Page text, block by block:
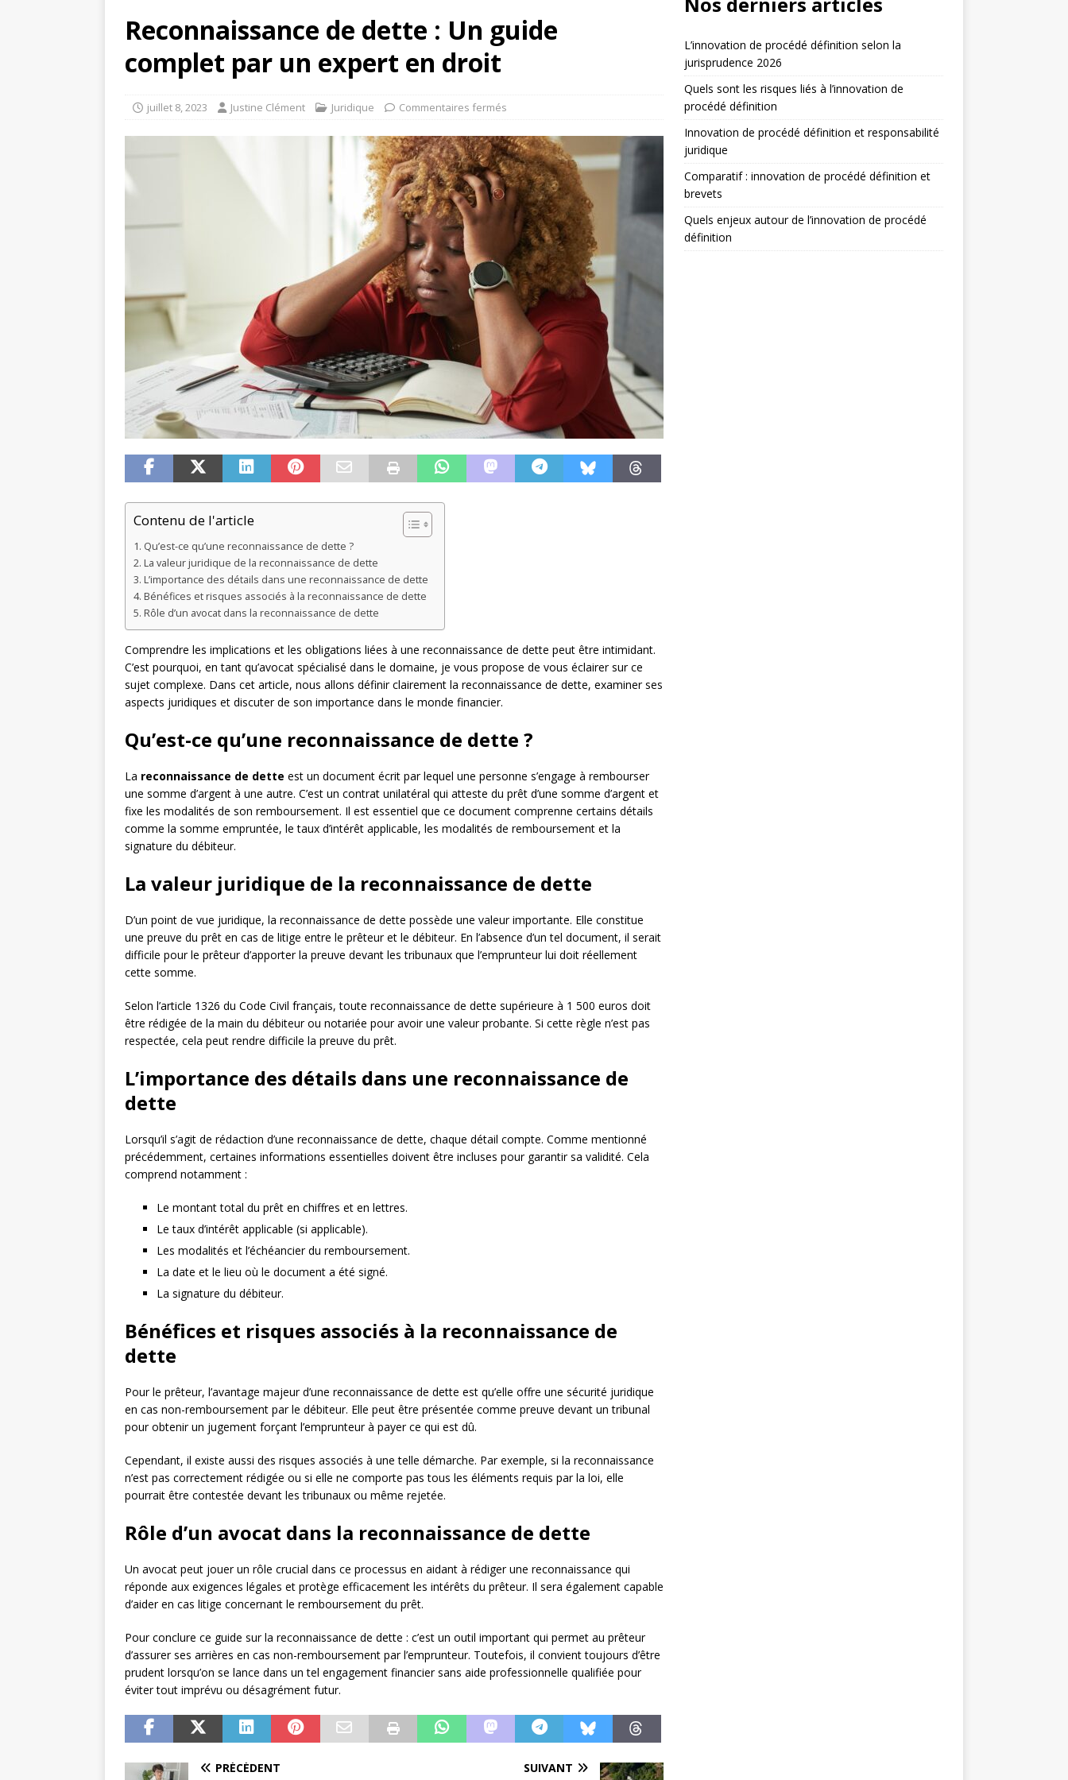
Reconnaissance de dette : Un guide
complet par un expert en droit
juillet 8, 2023 Justine Clément Juridique Commentaires fermés
Contenu de l'article
Qu’est-ce qu’une reconnaissance de dette ?
La valeur juridique de la reconnaissance de dette
L’importance des détails dans une reconnaissance de dette
Bénéfices et risques associés à la reconnaissance de dette
Rôle d’un avocat dans la reconnaissance de dette
Comprendre les implications et les obligations liées à une reconnaissance de dette peut être intimidant.
C’est pourquoi, en tant qu’avocat spécialisé dans le domaine, je vous propose de vous éclairer sur ce
sujet complexe. Dans cet article, nous allons définir clairement la reconnaissance de dette, examiner ses
aspects juridiques et discuter de son importance dans le monde financier.
Qu’est-ce qu’une reconnaissance de dette ?
La reconnaissance de dette est un document écrit par lequel une personne s’engage à rembourser
une somme d’argent à une autre. C’est un contrat unilatéral qui atteste du prêt d’une somme d’argent et
fixe les modalités de son remboursement. Il est essentiel que ce document comprenne certains détails
comme la somme empruntée, le taux d’intérêt applicable, les modalités de remboursement et la
signature du débiteur.
La valeur juridique de la reconnaissance de dette
D’un point de vue juridique, la reconnaissance de dette possède une valeur importante. Elle constitue
une preuve du prêt en cas de litige entre le prêteur et le débiteur. En l’absence d’un tel document, il serait
difficile pour le prêteur d’apporter la preuve devant les tribunaux que l’emprunteur lui doit réellement
cette somme.
Selon l’article 1326 du Code Civil français, toute reconnaissance de dette supérieure à 1 500 euros doit
être rédigée de la main du débiteur ou notariée pour avoir une valeur probante. Si cette règle n’est pas
respectée, cela peut rendre difficile la preuve du prêt.
L’importance des détails dans une reconnaissance de
dette
Lorsqu’il s’agit de rédaction d’une reconnaissance de dette, chaque détail compte. Comme mentionné
précédemment, certaines informations essentielles doivent être incluses pour garantir sa validité. Cela
comprend notamment :
Le montant total du prêt en chiffres et en lettres.
Le taux d’intérêt applicable (si applicable).
Les modalités et l’échéancier du remboursement.
La date et le lieu où le document a été signé.
La signature du débiteur.
Bénéfices et risques associés à la reconnaissance de
dette
Pour le prêteur, l’avantage majeur d’une reconnaissance de dette est qu’elle offre une sécurité juridique
en cas non-remboursement par le débiteur. Elle peut être présentée comme preuve devant un tribunal
pour obtenir un jugement forçant l’emprunteur à payer ce qui est dû.
Cependant, il existe aussi des risques associés à une telle démarche. Par exemple, si la reconnaissance
n’est pas correctement rédigée ou si elle ne comporte pas tous les éléments requis par la loi, elle
pourrait être contestée devant les tribunaux ou même rejetée.
Rôle d’un avocat dans la reconnaissance de dette
Un avocat peut jouer un rôle crucial dans ce processus en aidant à rédiger une reconnaissance qui
réponde aux exigences légales et protège efficacement les intérêts du prêteur. Il sera également capable
d’aider en cas litige concernant le remboursement du prêt.
Pour conclure ce guide sur la reconnaissance de dette : c’est un outil important qui permet au prêteur
d’assurer ses arrières en cas non-remboursement par l’emprunteur. Toutefois, il convient toujours d’être
prudent lorsqu’on se lance dans un tel engagement financier sans aide professionnelle qualifiée pour
éviter tout imprévu ou désagrément futur.
PRÉCÉDENT SUIVANT
L’innovation de procédé définition selon la
jurisprudence 2026
Quels sont les risques liés à l’innovation de
procédé définition
Innovation de procédé définition et responsabilité
juridique
Comparatif : innovation de procédé définition et
brevets
Quels enjeux autour de l’innovation de procédé
définition